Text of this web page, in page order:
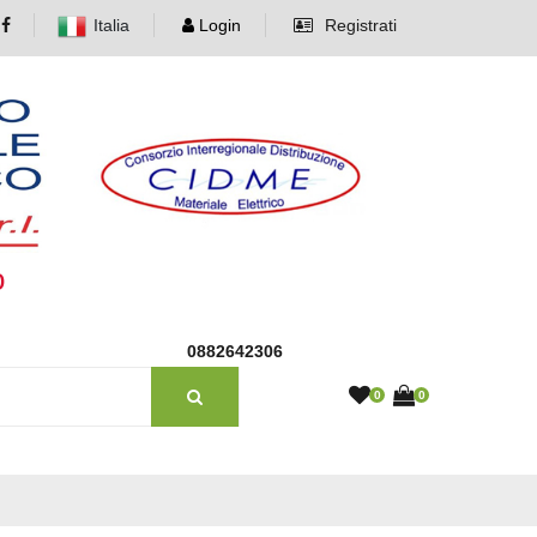
Italia Login Registrati
0882642306
0 0